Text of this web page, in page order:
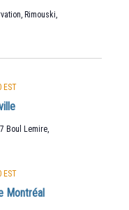
Rimouski,
EST
Boul Lemire,
Montréal
EST